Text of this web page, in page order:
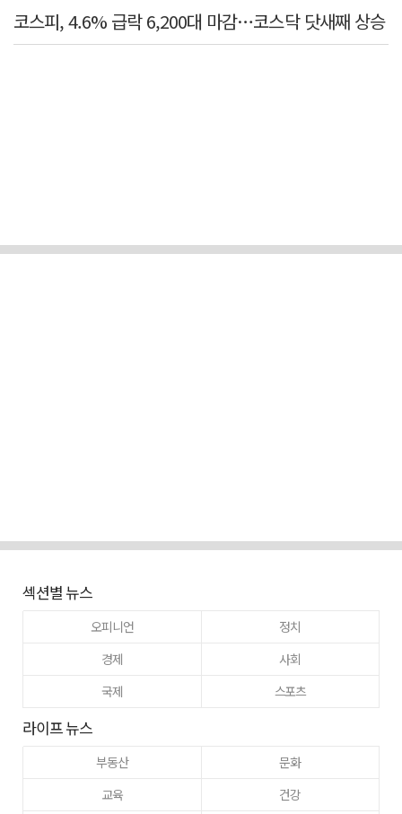
코스피, 4.6% 급락 6,200대 마감…코스닥 닷새째 상승
섹션별 뉴스
오피니언
정치
경제
사회
국제
스포츠
라이프 뉴스
부동산
문화
교육
건강